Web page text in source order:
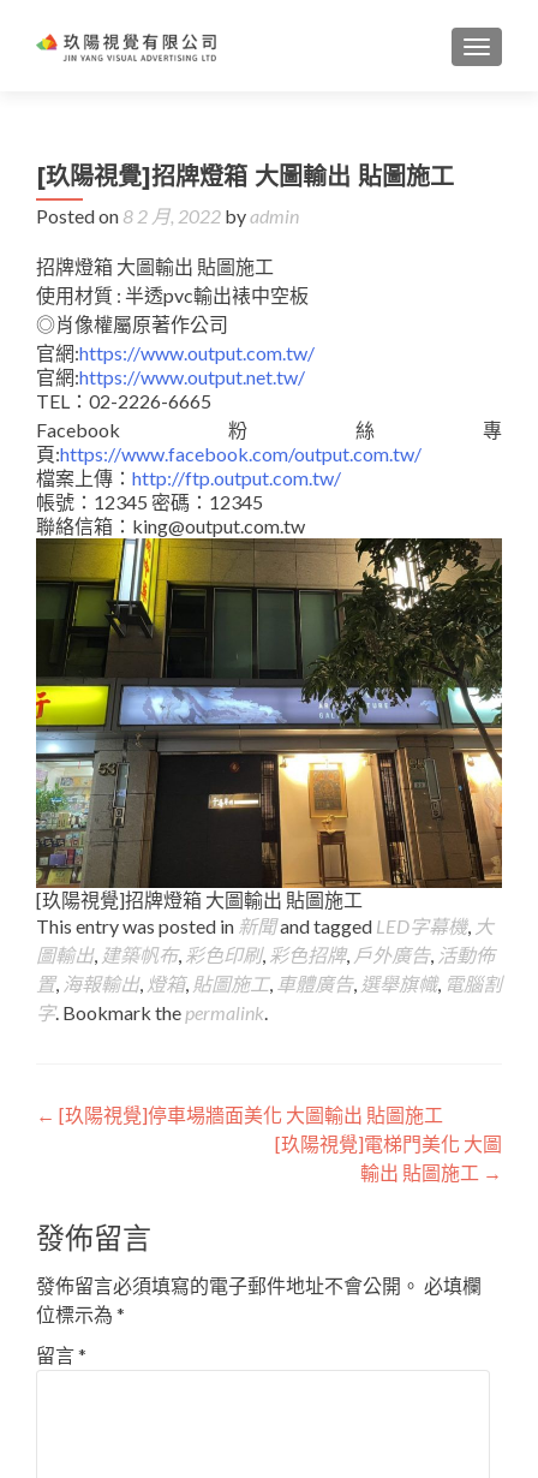
[玖陽視覺]招牌燈箱 大圖輸出 貼圖施工
Posted on 8 2 月, 2022 byadmin
招牌燈箱 大圖輸出 貼圖施工
使用材質 : 半透pvc輸出裱中空板
◎肖像權屬原著作公司
官網:https://www.output.com.tw/
官網:https://www.output.net.tw/
TEL：02-2226-6665
Facebook粉絲專
頁:https://www.facebook.com/output.com.tw/
檔案上傳： http://ftp.output.com.tw/
帳號：12345 密碼：12345
聯絡信箱：king@output.com.tw
[玖陽視覺]招牌燈箱 大圖輸出 貼圖施工
This entry was posted in 新聞and tagged LED字幕機, 大
圖輸出, 建築帆布, 彩色印刷, 彩色招牌, 戶外廣告, 活動佈
置, 海報輸出, 燈箱, 貼圖施工, 車體廣告, 選舉旗幟, 電腦割
字. Bookmark the permalink.
Post
← [玖陽視覺]停車場牆面美化 大圖輸出 貼圖施工
[玖陽視覺]電梯門美化 大圖
輸出 貼圖施工 →
發佈留言
發佈留言必須填寫的電子郵件地址不會公開。 必填欄
位標示為 *
留言*